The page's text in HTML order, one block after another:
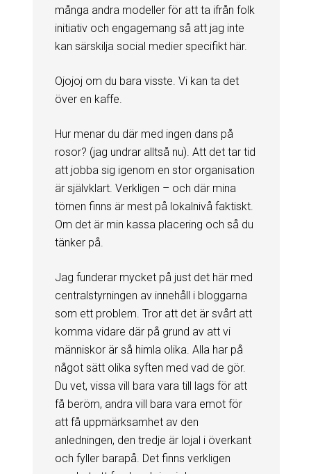
många andra modeller för att ta ifrån folk
initiativ och engagemang så att jag inte
kan särskilja social medier specifikt här.
Ojojoj om du bara visste. Vi kan ta det
över en kaffe.
Hur menar du där med ingen dans på
rosor? (jag undrar alltså nu). Att det tar tid
att jobba sig igenom en stor organisation
är självklart. Verkligen – och där mina
törnen finns är mest på lokalnivå faktiskt.
Om det är min kassa placering och så du
tänker på.
Jag funderar mycket på just det här med
centralstyrningen av innehåll i bloggarna
som ett problem. Tror att det är svårt att
komma vidare där på grund av att vi
människor är så himla olika. Alla har på
något sätt olika syften med vad de gör.
Du vet, vissa vill bara vara till lags för att
få beröm, andra vill bara vara emot för
att få uppmärksamhet av den
anledningen, den tredje är lojal i överkant
och fyller barapå. Det finns verkligen